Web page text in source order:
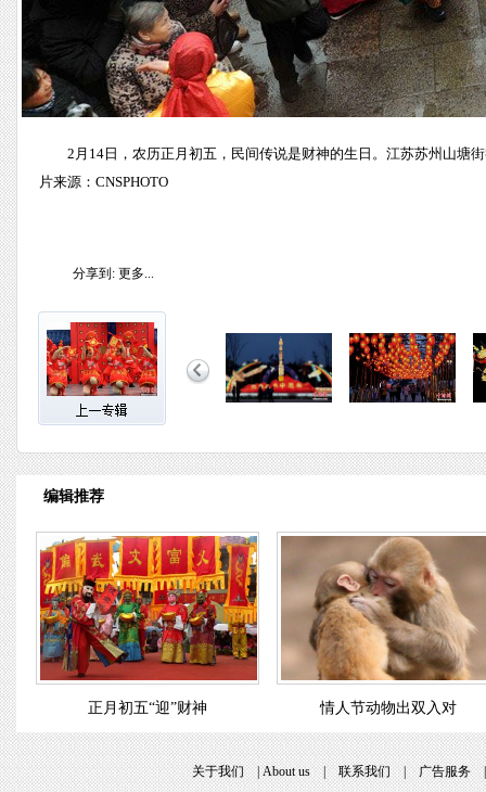
2月14日，农历正月初五，民间传说是财神的生日。江苏苏州山塘
片来源：CNSPHOTO
分享到: 更多...
编辑推荐
正月初五“迎”财神 情人节动物出双入对
关于我们|About us|联系我们|广告服务